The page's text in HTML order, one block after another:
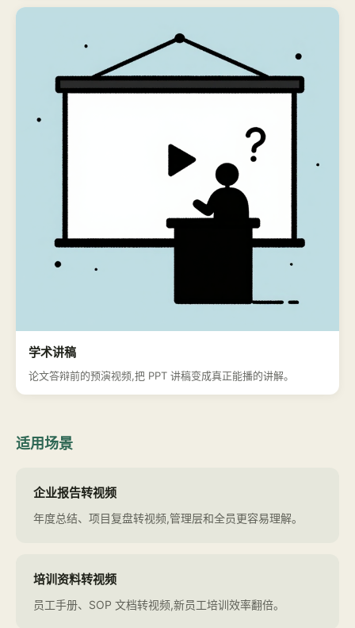
学术讲稿
论文答辩前的预演视频,把 PPT 讲稿变成真正能播的讲解。
适用场景
企业报告转视频
年度总结、项目复盘转视频,管理层和全员更容易理解。
培训资料转视频
员工手册、SOP 文档转视频,新员工培训效率翻倍。